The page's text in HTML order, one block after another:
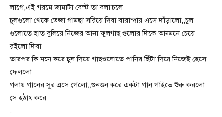
লাগে,এই গরমে জামাটা বেস্ট তা বলা চলে
চুলগুলো থেকে ভেজা গামছা সরিয়ে দিবা বারান্দায় এসে দাঁড়ালো,,চুল
গুলোতে হাত বুলিয়ে নিজের আনা ফুলগাছ গুলোর দিকে আনমনে চেয়ে
রইলো দিবা
তারপর কি মনে করে চুল দিয়ে গাছগুলোতে পানির ছিঁটা দিয়ে নিজেই হেসে
ফেললো
গলায় গানের সুর এসে গেলো,,গুনগুন করে একটা গান গাইতে শুরু করলো
সে হঠাৎ করে
.